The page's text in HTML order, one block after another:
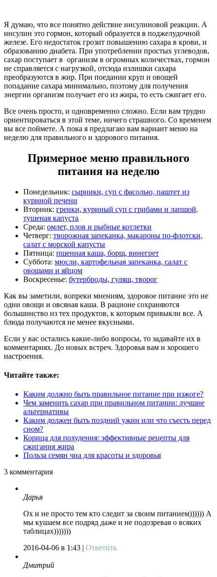
Я думаю, что все понятно действие инсулиновой реакции. А
инсулин это гормон, который образуется в поджелудочной
железе. Его недостаток грозит повышению сахара в крови, и
образованию диабета. При употреблении простых углеводов,
сахар поступает в организм в огромных количествах, гормон
не справляется с нагрузкой, отсюда излишки сахара
преобразуются в жир. При поедании круп и овощей
попадание сахара минимально, поэтому для получения
энергии организм получает его из жира, то есть сжигает его.
Все очень просто, и одновременно сложно. Если вам трудно
ориентироваться в этой теме, ничего страшного. Со временем
вы все поймете. А пока я предлагаю вам вариант меню на
неделю для правильного и здорового питания.
Примерное меню правильного
питания на неделю
Понедельник: сырники, суп с фасолью, паштет из
куриной печени
Вторник: гренки, куриный суп с грибами и лапшой,
тушеная капуста
Среда: омлет, плов и рыбные котлетки
Четверг: творожная запеканка, макароны по-флотски,
салат с морской капусты
Пятница: пшенная каша, борщ, винегрет
Суббота: мюсли, картофельная запеканка, салат с
овощами и яйцом
Воскресенье: бутерброды, гуляш, творог
Как вы заметили, вопреки мнениям, здоровое питание это не
одни овощи и овсяная каша. В рационе сохраняются
большинство из тех продуктов, к которым привыкли все. А
блюда получаются не менее вкусными.
Если у вас остались какие-либо вопросы, то задавайте их в
комментариях. До новых встреч. Здоровья вам и хорошего
настроения.
Читайте также:
Каким должно быть правильное питание при изжоге?
Чем заменить сахар при правильном питании: лучшие
альтернативы
Каким должен быть поздний ужин или что съесть перед
сном?
Корица для похудения: эффективные рецепты для
сжигания жира
Польза семян чиа для красоты и здоровья
3 комментария
Дарья
Ох и не просто тем кто следит за своим питанием)))))) А
мы кушаем все подряд даже и не подозревая о всяких
таблицах)))))))
2016-04-06 в 1:43 | Ответить
Дмитрий